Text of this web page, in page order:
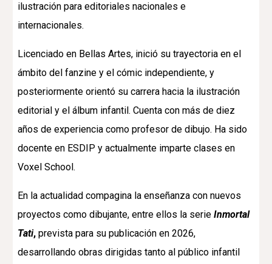
ilustración para editoriales nacionales e
internacionales.
Licenciado en Bellas Artes, inició su trayectoria en el
ámbito del fanzine y el cómic independiente, y
posteriormente orientó su carrera hacia la ilustración
editorial y el álbum infantil. Cuenta con más de diez
años de experiencia como profesor de dibujo. Ha sido
docente en ESDIP y actualmente imparte clases en
Voxel School.
En la actualidad compagina la enseñanza con nuevos
proyectos como dibujante, entre ellos la serieInmortal
Tati, prevista para su publicación en 2026,
desarrollando obras dirigidas tanto al público infantil